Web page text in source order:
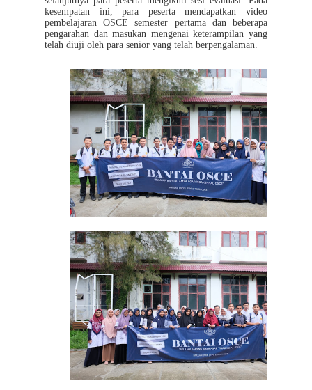
kesempatan ini, para peserta mendapatkan video
pembelajaran OSCE semester pertama dan beberapa
pengarahan dan masukan mengenai keterampilan yang
telah diuji oleh para senior yang telah berpengalaman.